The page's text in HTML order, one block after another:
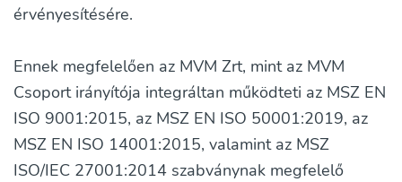
érvényesítésére.
Ennek megfelelően az MVM Zrt, mint az MVM
Csoport irányítója integráltan működteti az MSZ EN
ISO 9001:2015, az MSZ EN ISO 50001:2019, az
MSZ EN ISO 14001:2015, valamint az MSZ
ISO/IEC 27001:2014 szabványnak megfelelő